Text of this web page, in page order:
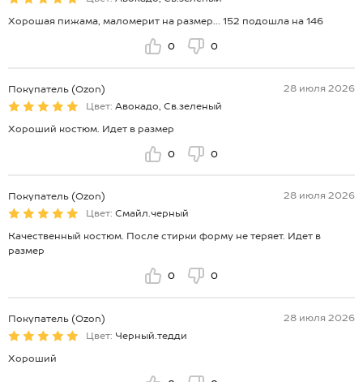
Хорошая пижама, маломерит на размер... 152 подошла на 146
0 0
Покупатель (Ozon)
28 июля 2026
Цвет: Авокадо, Св.зеленый
Хороший костюм. Идет в размер
0 0
Покупатель (Ozon)
28 июля 2026
Цвет: Смайл.черный
Качественный костюм. После стирки форму не теряет. Идет в
размер
0 0
Покупатель (Ozon)
28 июля 2026
Цвет: Черный.тедди
Хороший